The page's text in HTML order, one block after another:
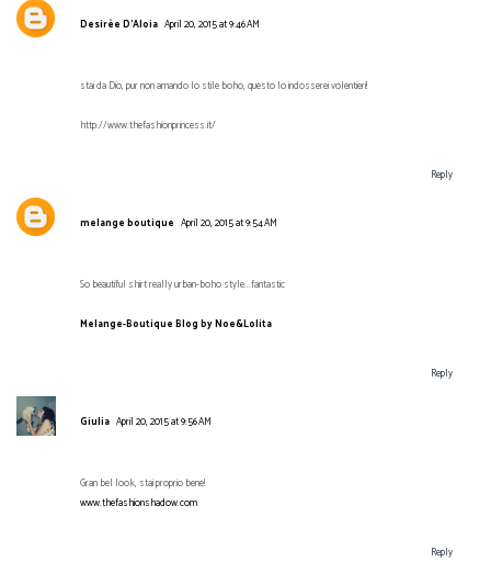
Desirèe D'Aloia April 20, 2015 at 9:46 AM
stai da Dio, pur non amando lo stile boho, questo lo indosserei volentieri!
http://www.thefashionprincess.it/
Reply
melange boutique April 20, 2015 at 9:54 AM
So beautiful shirt really urban-boho style...fantastic
Melange-Boutique Blog by Noe&Lolita
Reply
Giulia April 20, 2015 at 9:56 AM
Gran bel look, stai proprio bene!
www.thefashionshadow.com
Reply